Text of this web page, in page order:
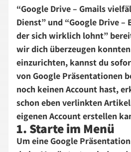
“Google Drive – Gmails
Dienst” und “Google Drive –
der sich wirklich lohnt”
wir dich überzeugen
einzurichten, kannst du
von Google Präsentationen
noch keinen Account hast,
schon eben verlinkten
eigenen Account erstellen
1. Starte im Menü
Um eine Google